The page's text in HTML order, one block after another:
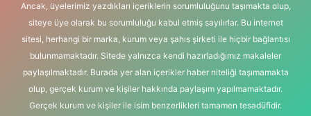
Ancak, üyelerimiz yazdıkları içeriklerin sorumluluğunu taşımakta olup,
siteye üye olarak bu sorumluluğu kabul etmiş sayılırlar. Bu internet
sitesi, herhangi bir marka, kurum veya şahıs şirketi ile hiçbir bağlantısı
bulunmamaktadır. Sitede yalnızca kendi hazırladığımız makaleler
paylaşılmaktadır. Burada yer alan içerikler haber niteliği taşımamakta
olup, gerçek kurum ve kişiler hakkında paylaşım yapılmamaktadır.
Gerçek kurum ve kişiler ile isim benzerlikleri tamamen tesadüfidir.